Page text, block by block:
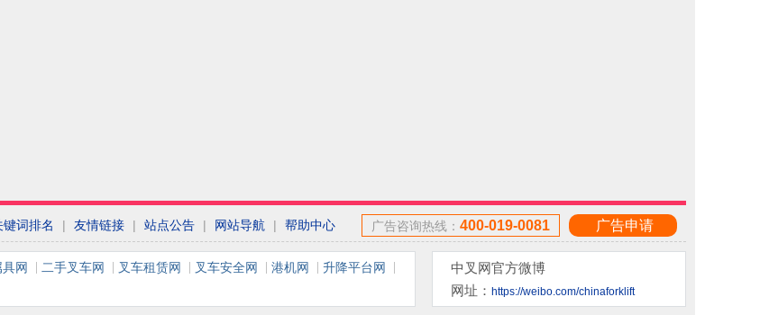
键词排名 | 友情链接 | 站点公告 | 网站导航 | 帮助中心 广告咨询热线： 400-019-0081 广告申请
网 二手叉车网 叉车租赁网 叉车安全网 港机网
升降平台网
中叉网官方微博
网址： https://weibo.com/chinaforklift